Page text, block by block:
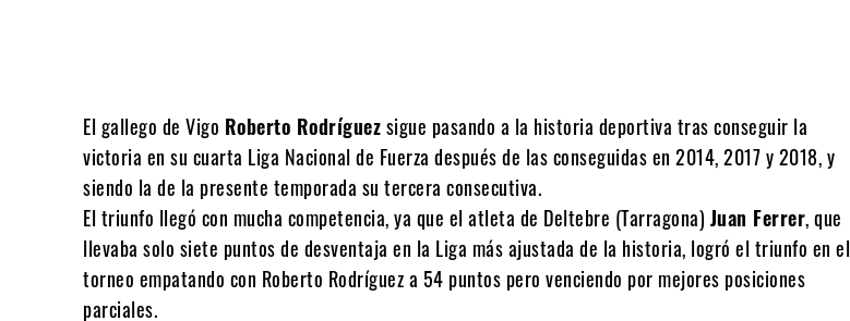
El gallego de Vigo Roberto Rodríguezsigue pasando a la historia deportiva tras conseguir la
victoria en su cuarta Liga Nacional de Fuerza después de las conseguidas en 2014, 2017 y 2018, y
siendo la de la presente temporada su tercera consecutiva.
El triunfo llegó con mucha competencia, ya que el atleta de Deltebre (Tarragona) Juan Ferrer, que
llevaba solo siete puntos de desventaja en la Liga más ajustada de la historia, logró el triunfo en el
torneo empatando con Roberto Rodríguez a 54 puntos pero venciendo por mejores posiciones
parciales.